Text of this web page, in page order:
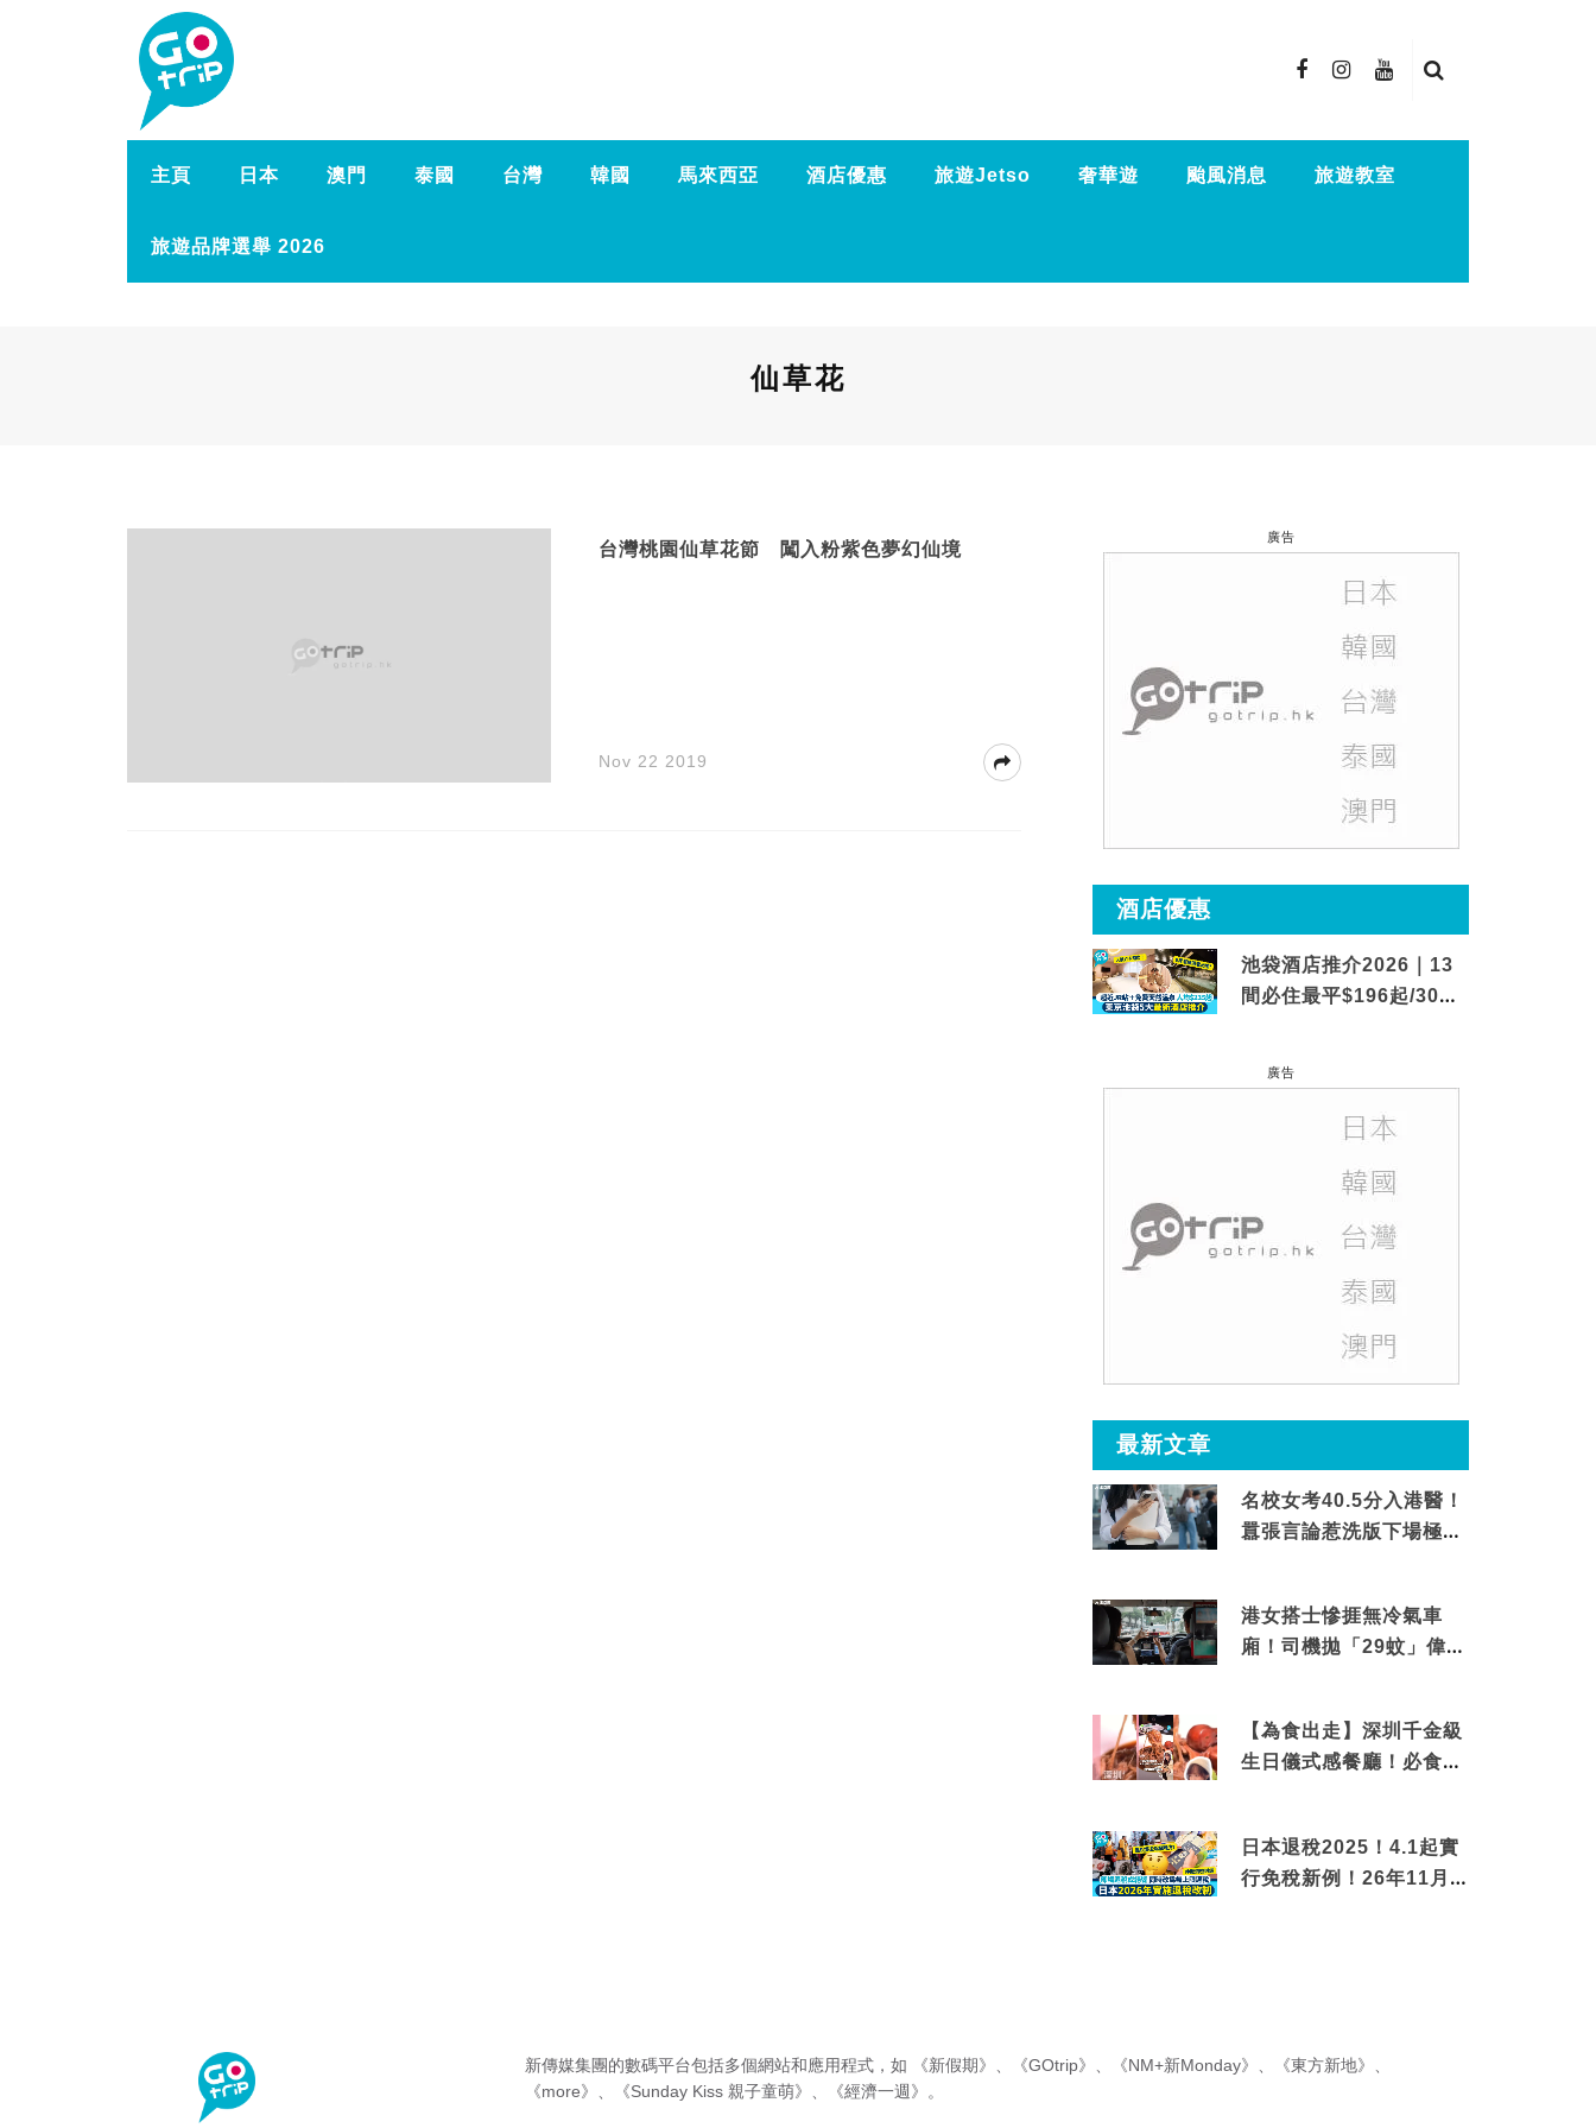
主頁 日本 澳門 泰國 台灣 韓國 馬來西亞 酒店優惠 旅遊Jetso 奢華遊 颱風消息 旅遊教室
旅遊品牌選舉 2026
仙草花
台灣桃園仙草花節 闖入粉紫色夢幻仙境
Nov 22 2019
廣告
酒店優惠
池袋酒店推介2026｜13
間必住最平$196起/30秒
廣告
最新文章
名校女考40.5分入港醫！
囂張言論惹洗版下場極震
港女搭士慘捱無冷氣車
廂！司機拋「29蚊」偉論
【為食出走】深圳千金級
生日儀式感餐廳！必食失
日本退稅2025！4.1起實
行免稅新例！26年11月
新傳媒集團的數碼平台包括多個網站和應用程式，如 《新假期》 《GOtrip》 《NM+新Monday》 《東方新地》
《more》
《Sunday Kiss 親子童萌》 《經濟一週》 。